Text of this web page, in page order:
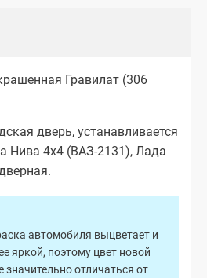
Гравилат (306
дверь, устанавливается
Нива 4х4 (ВАЗ-2131), Лада
автомобиля выцветает и
яркой, поэтому цвет новой
значительно отличаться от